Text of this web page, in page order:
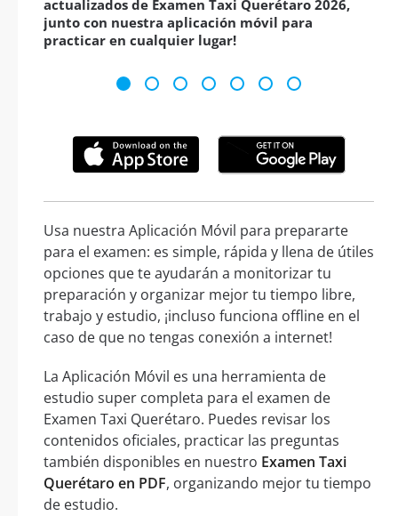
actualizados de Examen Taxi Querétaro 2026,
junto con nuestra aplicación móvil para
practicar en cualquier lugar!
Usa nuestra Aplicación Móvil para prepararte
para el examen: es simple, rápida y llena de útiles
opciones que te ayudarán a monitorizar tu
preparación y organizar mejor tu tiempo libre,
trabajo y estudio, ¡incluso funciona offline en el
caso de que no tengas conexión a internet!
La Aplicación Móvil es una herramienta de
estudio super completa para el examen de
Examen Taxi Querétaro. Puedes revisar los
contenidos oficiales, practicar las preguntas
también disponibles en nuestro Examen Taxi
Querétaro en PDF, organizando mejor tu tiempo
de estudio.